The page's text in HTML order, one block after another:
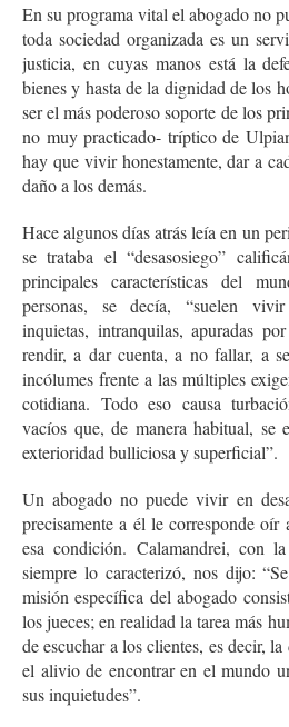
En su programa vital el abogado no
toda sociedad organizada es un
justicia, en cuyas manos está la
bienes y hasta de la dignidad de los
ser el más poderoso soporte de los
no muy practicado- tríptico de
hay que vivir honestamente, dar a
daño a los demás.
Hace algunos días atrás leía en un
se trataba el “desasosiego”
principales características del
personas, se decía, “suelen vivir
inquietas, intranquilas, apuradas
rendir, a dar cuenta, a no fallar, a
incólumes frente a las múltiples
cotidiana. Todo eso causa
vacíos que, de manera habitual, se
exterioridad bulliciosa y superficial”.
Un abogado no puede vivir en
precisamente a él le corresponde oír
esa condición. Calamandrei, con
siempre lo caracterizó, nos dijo:
misión específica del abogado
los jueces; en realidad la tarea más
de escuchar a los clientes, es decir, la
el alivio de encontrar en el mundo
sus inquietudes”.